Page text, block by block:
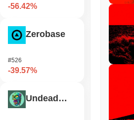
-56.42%
Zerobase
#526
-39.57%
Undeads Games